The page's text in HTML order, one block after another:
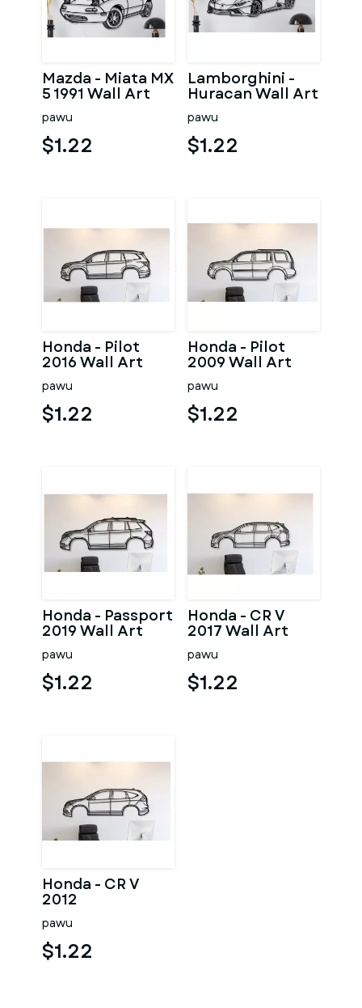
Mazda - Miata MX
5 1991 Wall Art
pawu
$1.22
Lamborghini -
Huracan Wall Art
pawu
$1.22
Honda - Pilot
2016 Wall Art
pawu
$1.22
Honda - Pilot
2009 Wall Art
pawu
$1.22
Honda - Passport
2019 Wall Art
pawu
$1.22
Honda - CR V
2017 Wall Art
pawu
$1.22
Honda - CR V
2012
pawu
$1.22